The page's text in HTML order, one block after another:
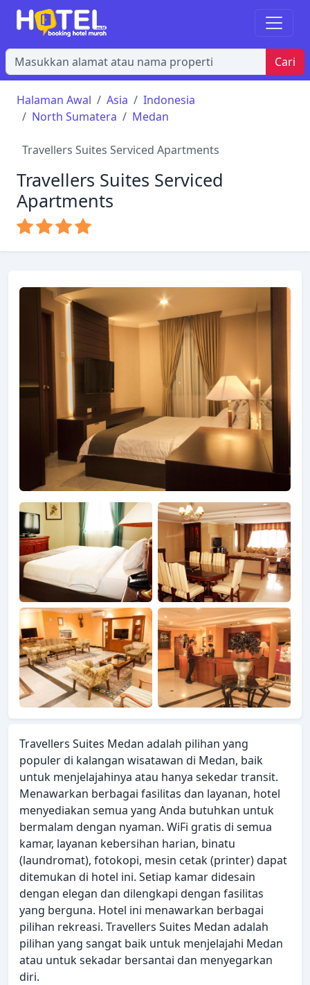
Cari
Halaman Awal Asia
Indonesia
North Sumatera
Medan
Travellers Suites Serviced Apartments
Travellers Suites Serviced
Apartments
Travellers Suites Medan adalah pilihan yang
populer di kalangan wisatawan di Medan, baik
untuk menjelajahinya atau hanya sekedar transit.
Menawarkan berbagai fasilitas dan layanan, hotel
menyediakan semua yang Anda butuhkan untuk
bermalam dengan nyaman. WiFi gratis di semua
kamar, layanan kebersihan harian, binatu
(laundromat), fotokopi, mesin cetak (printer) dapat
ditemukan di hotel ini. Setiap kamar didesain
dengan elegan dan dilengkapi dengan fasilitas
yang berguna. Hotel ini menawarkan berbagai
pilihan rekreasi. Travellers Suites Medan adalah
pilihan yang sangat baik untuk menjelajahi Medan
atau untuk sekadar bersantai dan menyegarkan
diri.